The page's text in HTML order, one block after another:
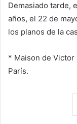
Demasiado tarde,
años, el 22 de
los planos de la
* Maison de Victor
París.